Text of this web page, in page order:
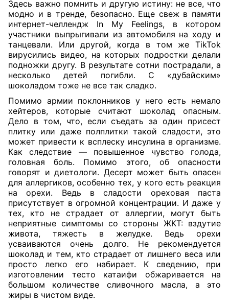
Здесь важно помнить и другую истину: не все, что
модно и в тренде, безопасно. Еще свеж в памяти
интернет-челлендж In My Feelings, в котором
участники выпрыгивали из автомобиля на ходу и
танцевали. Или другой, когда в том же TikTok
вирусились видео, на которых подростки делали
подножки другу. В результате сотни пострадали, а
несколько детей погибли. С «дубайским»
шоколадом тоже не все так сладко.
Помимо армии поклонников у него есть немало
хейтеров, которые считают шоколад опасным.
Дело в том, что, если съедать за один присест
плитку или даже полплитки такой сладости, это
может привести к всплеску инсулина в организме.
Как следствие — повышенное чувство голода,
головная боль. Помимо этого, об опасности
говорят и диетологи. Десерт может быть опасен
для аллергиков, особенно тех, у кого есть реакция
на орехи. Ведь в сладости ореховая паста
присутствует в огромной концентрации. И даже у
тех, кто не страдает от аллергии, могут быть
неприятные симптомы со стороны ЖКТ: вздутие
живота, тяжесть в желудке. Ведь орехи
усваиваются очень долго. Не рекомендуется
шоколад и тем, кто страдает от лишнего веса или
просто легко его набирает. К сведению, при
изготовлении тесто катаифи обжаривается на
большом количестве сливочного масла, а это
жиры в чистом виде.